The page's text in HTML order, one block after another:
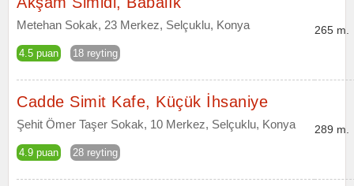
Metehan Sokak, 23 Merkez, Selçuklu, Konya
4.5 puan 18 reyting
265 m.
Cadde Simit Kafe, Küçük İhsaniye
Şehit Ömer Taşer Sokak, 10 Merkez, Selçuklu, Konya
4.9 puan 28 reyting
289 m.